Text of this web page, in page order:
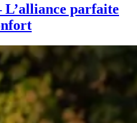
parfaite